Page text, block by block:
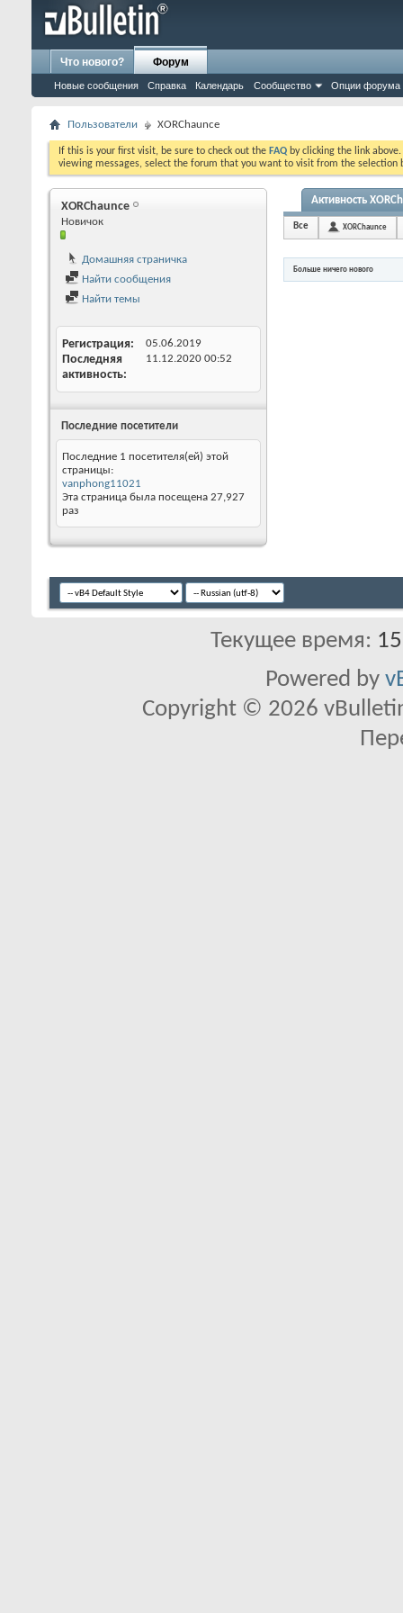
Что нового? Форум
Новые сообщения Справка Календарь Сообщество Опции форума
Пользователи XORChaunce
If this is your first visit, be sure to check out the FAQ by clicking the link
viewing messages, select the forum that you want to visit from the selection
XORChaunce
Новичок
Домашняя страничка
Найти сообщения
Найти темы
Регистрация 05.06.2019
Последняя
активность
11.12.2020 00:52
Последние посетители
Последние 1 посетителя(ей) этой
страницы:
vanphong11021
Эта страница была посещена 27,927
раз
Активность
Все XORChaunce
Больше ничего нового
Текущее время:
Powered by
Copyright © 2026